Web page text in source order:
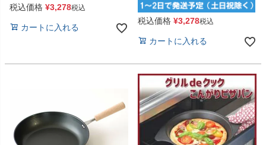
税込価格 ¥3,278税込
カートに入れる
税込価格 ¥3,278税込
カートに入れる